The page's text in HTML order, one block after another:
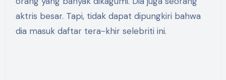
aktris besar. Tapi, tidak dapat dipungkiri bahwa
dia masuk daftar tera-khir selebriti ini.